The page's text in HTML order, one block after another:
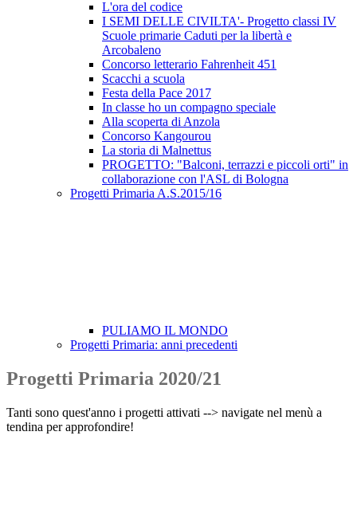
L'ora del codice
I SEMI DELLE CIVILTA'- Progetto classi IV
Scuole primarie Caduti per la libertà e
Arcobaleno
Concorso letterario Fahrenheit 451
Scacchi a scuola
Festa della Pace 2017
In classe ho un compagno speciale
Alla scoperta di Anzola
Concorso Kangourou
La storia di Malnettus
PROGETTO: "Balconi, terrazzi e piccoli orti" in
collaborazione con l'ASL di Bologna
Progetti Primaria A.S.2015/16
PULIAMO IL MONDO
Progetti Primaria: anni precedenti
Progetti Primaria 2020/21
Tanti sono quest'anno i progetti attivati --> navigate nel menù a
tendina per approfondire!